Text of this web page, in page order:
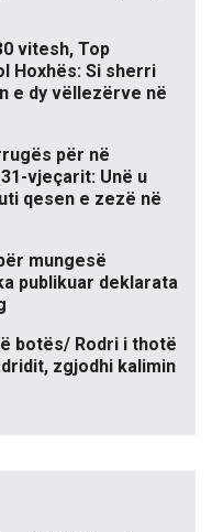
vitesh, Top
Hoxhës: Si sherri
e dy vëllezërve në
për në
vjeçarit: Unë u
qesen e zezë në
mungesë
publikuar deklarata
botës/ Rodri i thotë
zgjodhi kalimin